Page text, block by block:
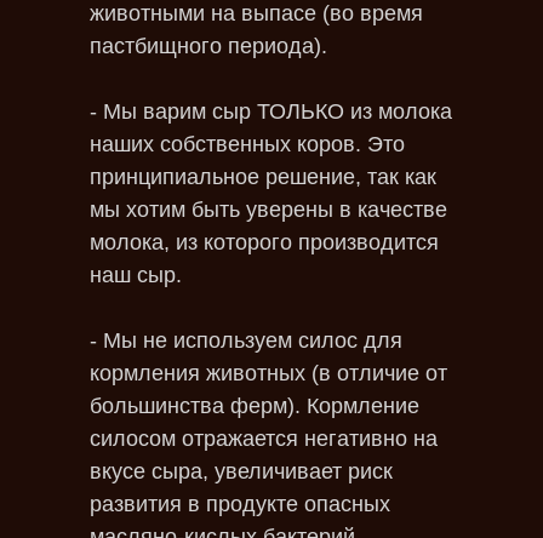
животными на выпасе (во время
пастбищного периода).
- Мы варим сыр ТОЛЬКО из молока
наших собственных коров. Это
принципиальное решение, так как
мы хотим быть уверены в качестве
молока, из которого производится
наш сыр.
- Мы не используем силос для
кормления животных (в отличие от
большинства ферм). Кормление
силосом отражается негативно на
вкусе сыра, увеличивает риск
развития в продукте опасных